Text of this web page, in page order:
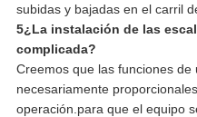
subidas y bajadas en el carril
5¿La instalación de las
complicada?
Creemos que las funciones
necesariamente
operación.para que el equipo